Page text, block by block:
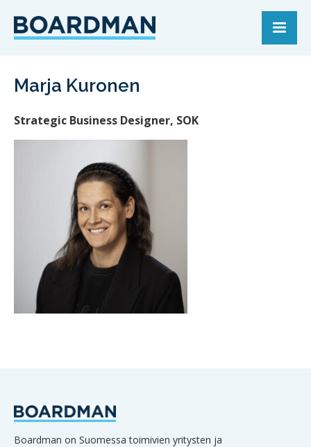
Marja Kuronen
Strategic Business Designer, SOK
Boardman on Suomessa toimivien yritysten ja